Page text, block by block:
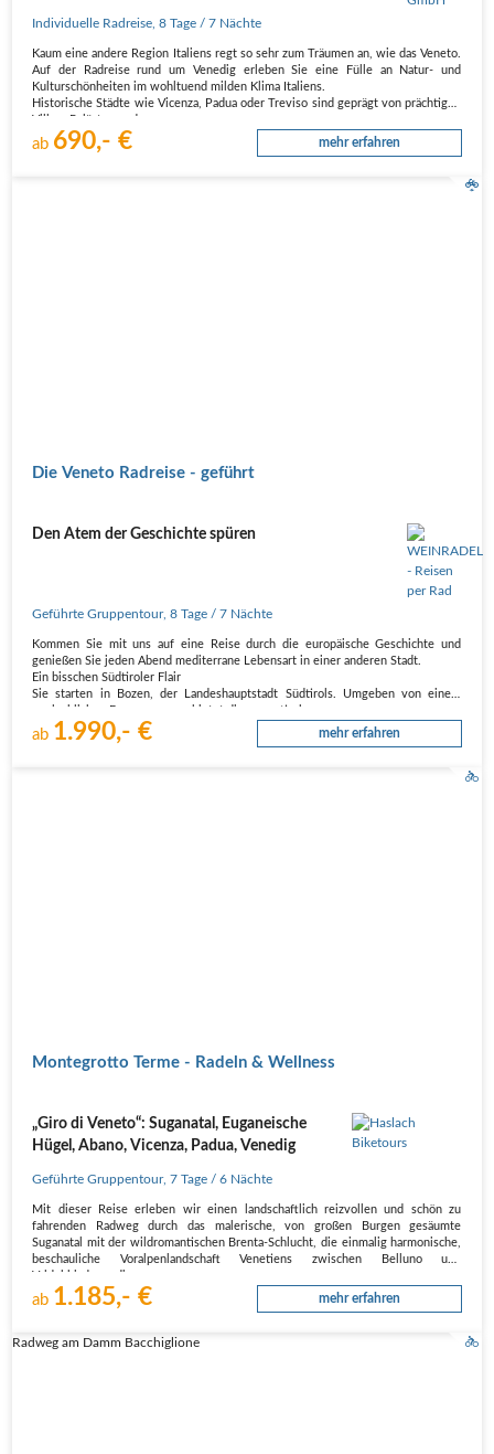
Individuelle Radreise ,8 Tage / 7 Nächte
Kaum eine andere Region Italiens regt so sehr zum Träumen an, wie das Veneto.
Auf der Radreise rund um Venedig erleben Sie eine Fülle an Natur- und
Kulturschönheiten im wohltuend milden Klima Italiens.
Historische Städte wie Vicenza, Padua oder Treviso sind geprägt von prächtigen
ab 690,- € mehr erfahren
Die Veneto Radreise - geführt
Den Atem der Geschichte spüren
Geführte Gruppentour,8 Tage / 7 Nächte
Kommen Sie mit uns auf eine Reise durch die europäische Geschichte und
genießen Sie jeden Abend mediterrane Lebensart in einer anderen Stadt.
Ein bisschen Südtiroler Flair
Sie starten in Bozen, der Landeshauptstadt Südtirols. Umgeben von einem
ab 1.990,- € mehr erfahren
Montegrotto Terme - Radeln & Wellness
„Giro di Veneto“: Suganatal, Euganeische
Hügel, Abano, Vicenza, Padua, Venedig
Geführte Gruppentour,7 Tage / 6 Nächte
Mit dieser Reise erleben wir einen landschaftlich reizvollen und schön zu
fahrenden Radweg durch das malerische, von großen Burgen gesäumte
Suganatal mit der wildromantischen Brenta-Schlucht, die einmalig harmonische,
beschauliche Voralpenlandschaft Venetiens zwischen Belluno und
ab 1.185,- € mehr erfahren
Radweg am Damm Bacchiglione